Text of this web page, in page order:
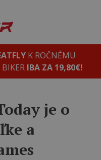
K ROČNÉMU
IBA ZA 19,80€!
je o
a